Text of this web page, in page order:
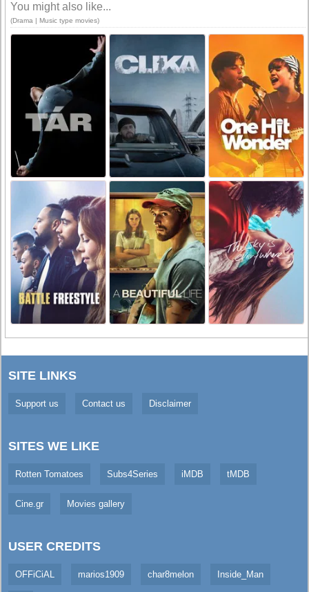
You might also like...
(Drama | Music type movies)
SITE LINKS
Support us Contact us Disclaimer
SITES WE LIKE
Rotten Tomatoes Subs4Series iMDB tMDB
Cine.gr Movies gallery
USER CREDITS
OFFiCiAL marios1909 char8melon Inside_Man